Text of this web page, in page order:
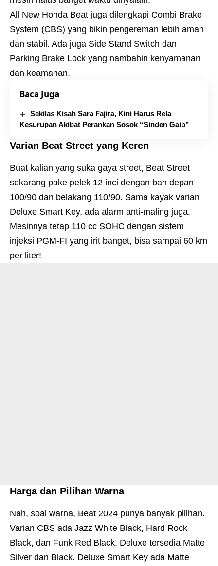
All New Honda Beat juga dilengkapi Combi Brake
System (CBS) yang bikin pengereman lebih aman
dan stabil. Ada juga Side Stand Switch dan
Parking Brake Lock yang nambahin kenyamanan
dan keamanan.
Baca Juga
Sekilas Kisah Sara Fajira, Kini Harus Rela
Kesurupan Akibat Perankan Sosok “Sinden Gaib”
Varian Beat Street yang Keren
Buat kalian yang suka gaya street, Beat Street
sekarang pake pelek 12 inci dengan ban depan
100/90 dan belakang 110/90. Sama kayak varian
Deluxe Smart Key, ada alarm anti-maling juga.
Mesinnya tetap 110 cc SOHC dengan sistem
injeksi PGM-FI yang irit banget, bisa sampai 60 km
per liter!
Harga dan Pilihan Warna
Nah, soal warna, Beat 2024 punya banyak pilihan.
Varian CBS ada Jazz White Black, Hard Rock
Black, dan Funk Red Black. Deluxe tersedia Matte
Silver dan Black. Deluxe Smart Key ada Matte